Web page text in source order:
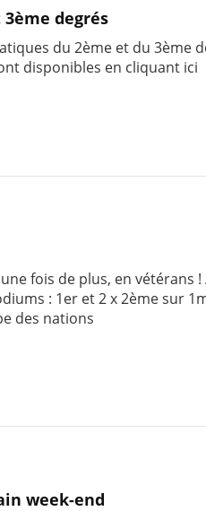
degrés
du 2ème et du 3ème
disponibles en cliquant ici
fois de plus, en vétérans !
: 1er et 2 x 2ème sur
des nations
week-end